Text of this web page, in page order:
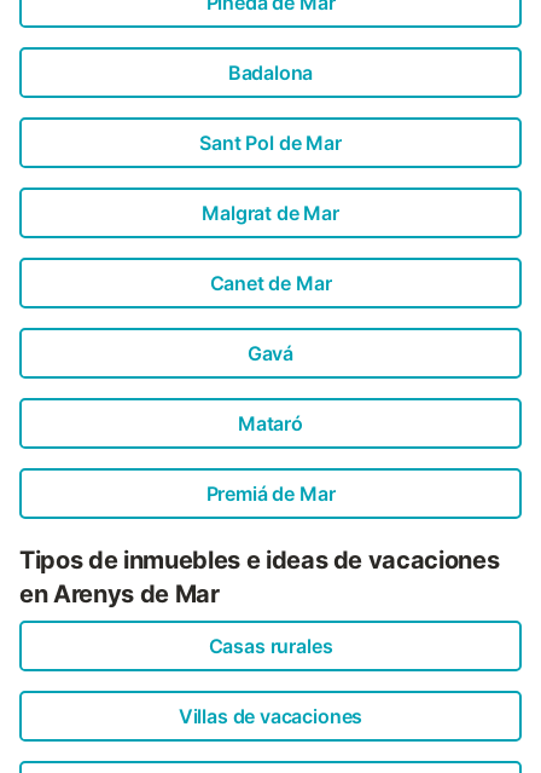
Badalona
Sant Pol de Mar
Malgrat de Mar
Canet de Mar
Gavá
Mataró
Premiá de Mar
Tipos de inmuebles e ideas de vacaciones
en Arenys de Mar
Casas rurales
Villas de vacaciones